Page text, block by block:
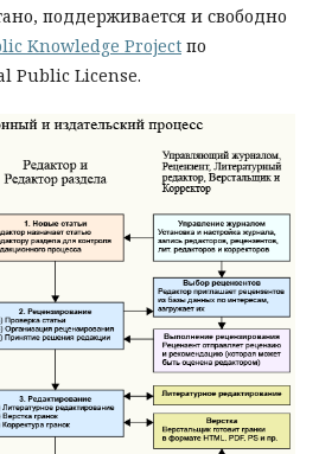
поддерживается и свободно
Knowledge Project по
Public License.